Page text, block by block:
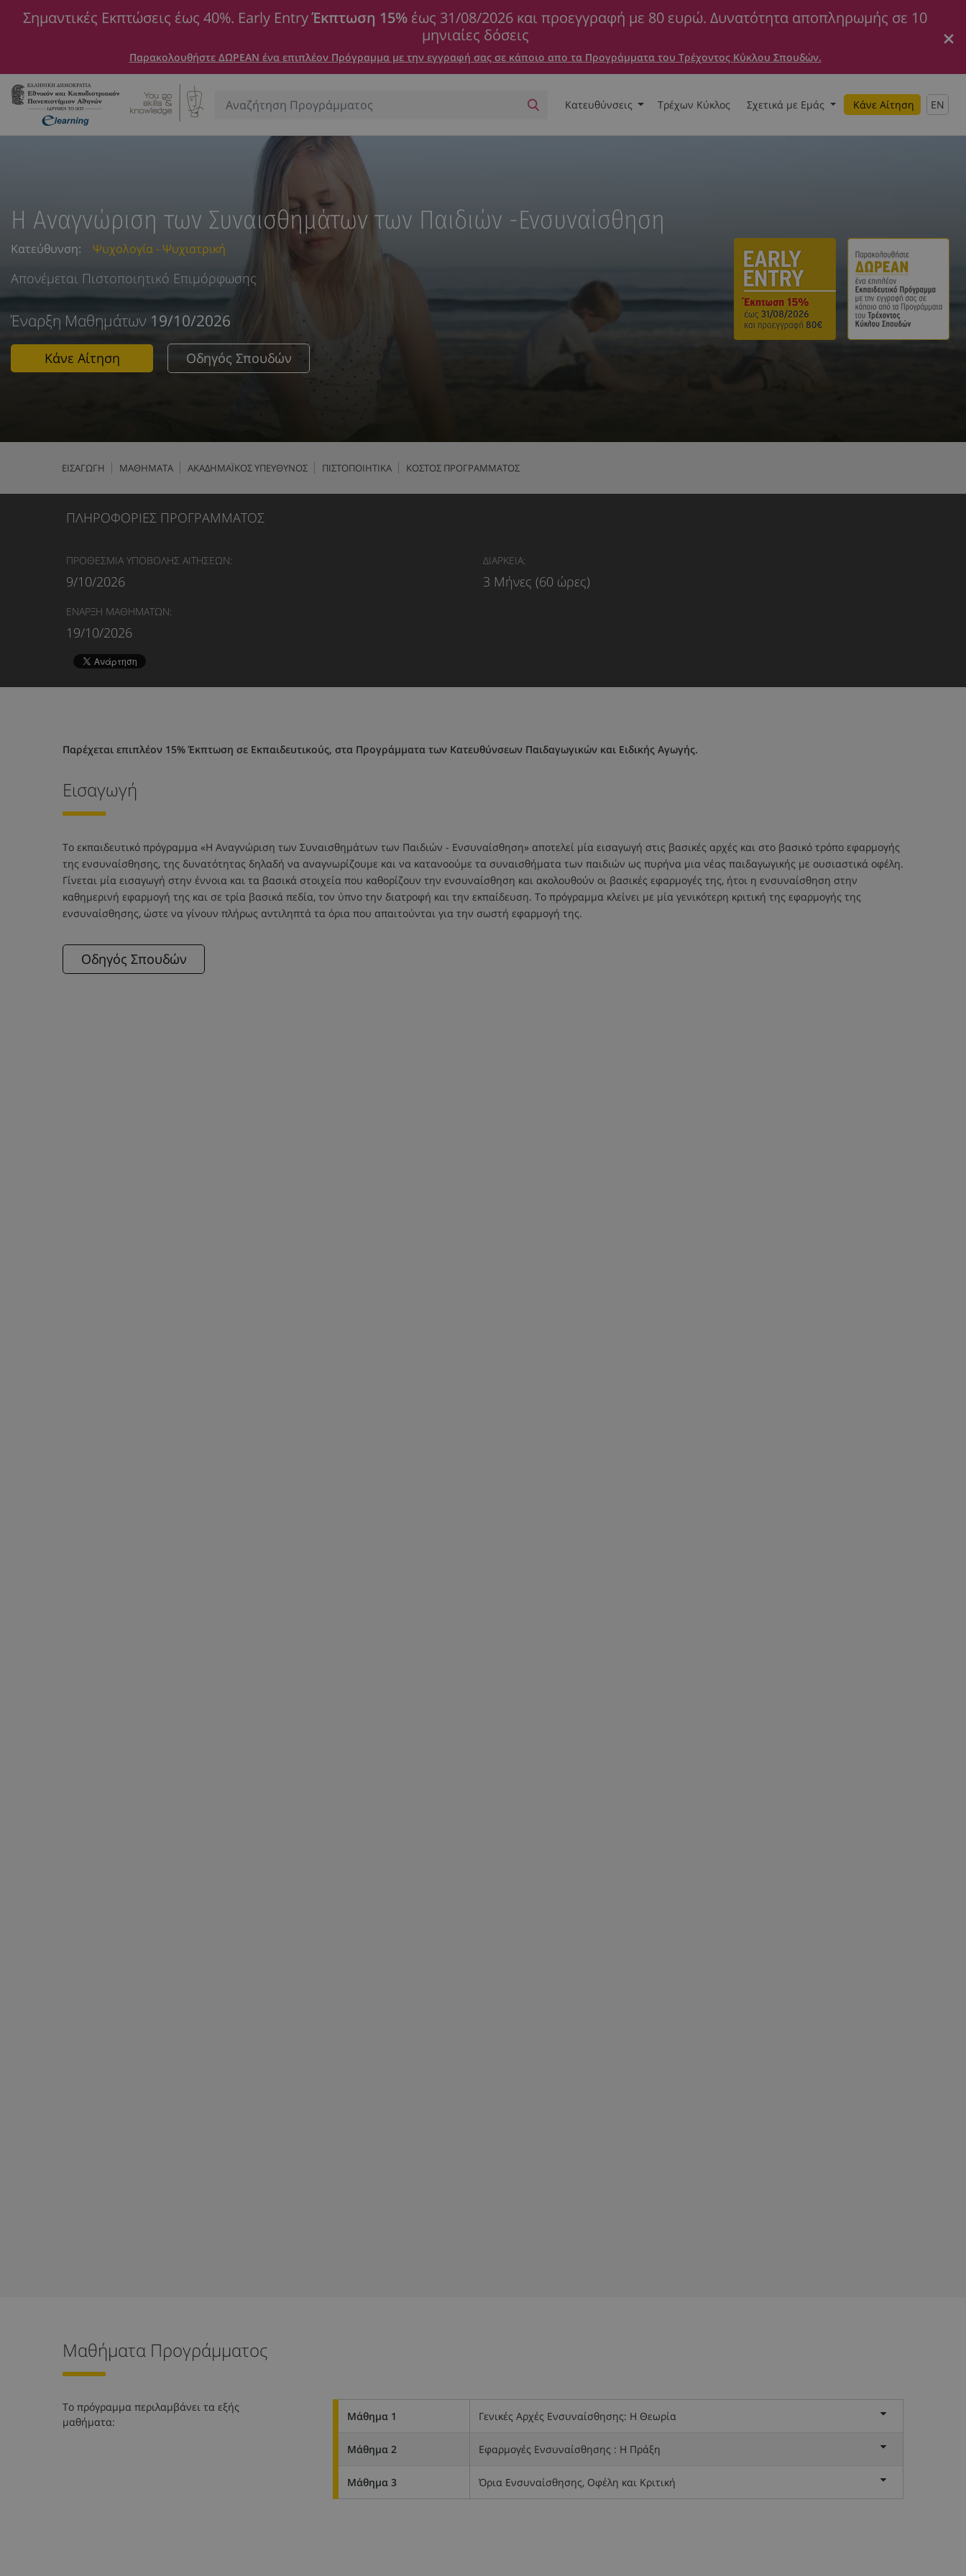
Σημαντικές Εκπτώσεις έως 40%. Early EntryΈκπτωση 15% έως 31/08/2026 και προεγγραφή με 80 ευρώ. Δυνατότητα αποπληρωμής σε 10
μηνιαίες δόσεις
Παρακολουθήστε ΔΩΡΕΑΝ ένα επιπλέον Πρόγραμμα με την εγγραφή σας σε κάποιο απο τα Προγράμματα του Τρέχοντος Κύκλου Σπουδών.
Αναζήτηση:
Κατευθύνσεις Τρέχων Κύκλος Σχετικά με Εμάς Κάνε Αίτηση EN
Η Αναγνώριση των Συναισθημάτων των Παιδιών -Ενσυναίσθηση
Κατεύθυνση: Ψυχολογία - Ψυχιατρική
Απονέμεται Πιστοποιητικό Επιμόρφωσης
Έναρξη Μαθημάτων 19/10/2026
Κάνε Αίτηση Οδηγός Σπουδών
ΕΙΣΑΓΩΓΗ ΜΑΘΗΜΑΤΑ ΑΚΑΔΗΜΑΪΚΟΣ ΥΠΕΥΘΥΝΟΣ ΠΙΣΤΟΠΟΙΗΤΙΚΑ ΚΟΣΤΟΣ ΠΡΟΓΡΑΜΜΑΤΟΣ
ΠΛΗΡΟΦΟΡΙΕΣ ΠΡΟΓΡΑΜΜΑΤΟΣ
ΠΡΟΘΕΣΜΙΑ ΥΠΟΒΟΛΗΣ ΑΙΤΗΣΕΩΝ:
9/10/2026
ΕΝΑΡΞΗ ΜΑΘΗΜΑΤΩΝ:
19/10/2026
ΔΙΑΡΚΕΙΑ:
3 Μήνες (60 ώρες)
Παρέχεται επιπλέον 15% Έκπτωση σε Εκπαιδευτικούς, στα Προγράμματα των Κατευθύνσεων Παιδαγωγικών και Ειδικής Αγωγής.
Εισαγωγή
Το εκπαιδευτικό πρόγραμμα «Η Αναγνώριση των Συναισθημάτων των Παιδιών - Ενσυναίσθηση» αποτελεί μία εισαγωγή στις βασικές αρχές και στο βασικό τρόπο εφαρμογής
της ενσυναίσθησης, της δυνατότητας δηλαδή να αναγνωρίζουμε και να κατανοούμε τα συναισθήματα των παιδιών ως πυρήνα μια νέας παιδαγωγικής με ουσιαστικά οφέλη.
Γίνεται μία εισαγωγή στην έννοια και τα βασικά στοιχεία που καθορίζουν την ενσυναίσθηση και ακολουθούν οι βασικές εφαρμογές της, ήτοι η ενσυναίσθηση στην
καθημερινή εφαρμογή της και σε τρία βασικά πεδία, τον ύπνο την διατροφή και την εκπαίδευση. Το πρόγραμμα κλείνει με μία γενικότερη κριτική της εφαρμογής της
ενσυναίσθησης, ώστε να γίνουν πλήρως αντιληπτά τα όρια που απαιτούνται για την σωστή εφαρμογή της.
Οδηγός Σπουδών
Μαθήματα Προγράμματος
Το πρόγραμμα περιλαμβάνει τα εξής
μαθήματα:
Μάθημα 1 Γενικές Αρχές Ενσυναίσθησης: Η Θεωρία
Μάθημα 2 Εφαρμογές Ενσυναίσθησης : Η Πράξη
Μάθημα 3 Όρια Ενσυναίσθησης, Οφέλη και Κριτική